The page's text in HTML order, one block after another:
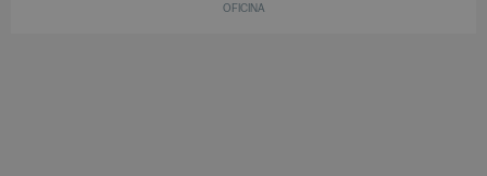
OFICINA